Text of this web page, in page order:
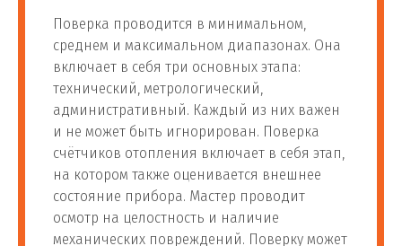
Поверка проводится в минимальном,
среднем и максимальном диапазонах. Она
включает в себя три основных этапа:
технический, метрологический,
административный. Каждый из них важен
и не может быть игнорирован. Поверка
счётчиков отопления включает в себя этап,
на котором также оценивается внешнее
состояние прибора. Мастер проводит
осмотр на целостность и наличие
механических повреждений. Поверку может